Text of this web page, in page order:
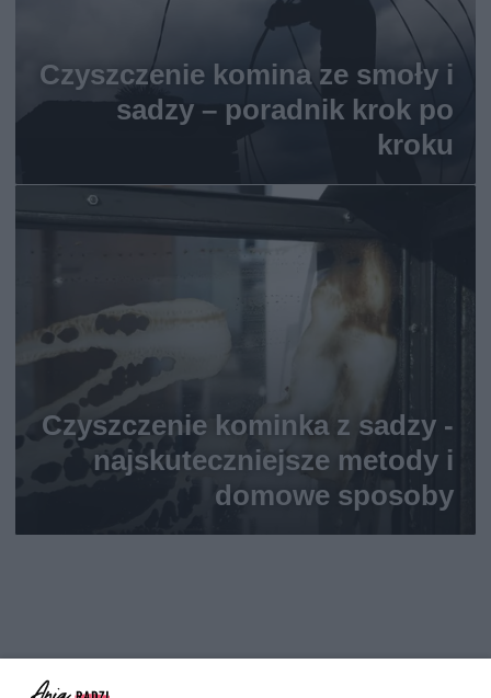
Czyszczenie komina ze smoły i
sadzy – poradnik krok po
kroku
Czyszczenie kominka z sadzy -
najskuteczniejsze metody i
domowe sposoby